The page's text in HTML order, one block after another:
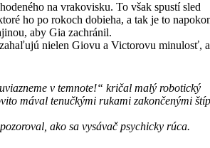
na vrakovisku. To však spustí sled
ho po rokoch dobieha, a tak je to
aby Gia zachránil.
nielen Giovu a Victorovu minulosť,
v temnote!“ kričal malý robotický
mával tenučkými rukami zakončenými
ako sa vysávač psychicky rúca.